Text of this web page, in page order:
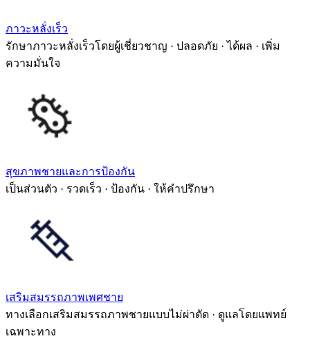
ภาวะหลั่งเร็ว
รักษาภาวะหลั่งเร็วโดยผู้เชี่ยวชาญ · ปลอดภัย · ได้ผล · เพิ่ม
ความมั่นใจ
สุขภาพชายและการป้องกัน
เป็นส่วนตัว · รวดเร็ว · ป้องกัน · ให้คำปรึกษา
เสริมสมรรถภาพเพศชาย
ทางเลือกเสริมสมรรถภาพชายแบบไม่ผ่าตัด · ดูแลโดยแพทย์
เฉพาะทาง